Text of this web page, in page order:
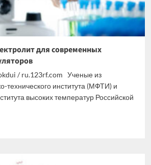
для современных
/ ru.123rf.com Ученые из
технического института (МФТИ) и
высоких температур Российской